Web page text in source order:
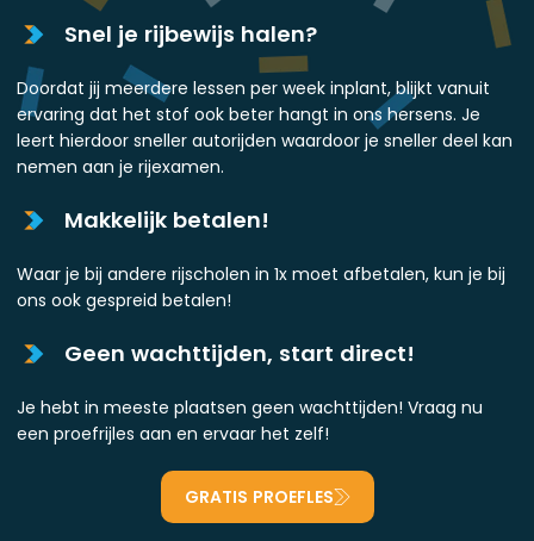
Snel je rijbewijs halen?
Doordat jij meerdere lessen per week inplant, blijkt vanuit
ervaring dat het stof ook beter hangt in ons hersens. Je
leert hierdoor sneller autorijden waardoor je sneller deel kan
nemen aan je rijexamen.
Makkelijk betalen!
Waar je bij andere rijscholen in 1x moet afbetalen, kun je bij
ons ook gespreid betalen!
Geen wachttijden, start direct!
Je hebt in meeste plaatsen geen wachttijden! Vraag nu
een proefrijles aan en ervaar het zelf!
GRATIS PROEFLES